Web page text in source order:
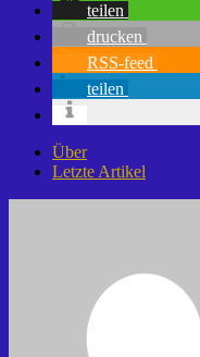
teilen
drucken
RSS-feed
teilen
Über
Letzte Artikel